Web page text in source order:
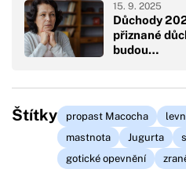
Důchody
přiznané
budou…
15. 9. 2025
Štítky propast Macocha
mastnota
Jugurta
gotické opevnění